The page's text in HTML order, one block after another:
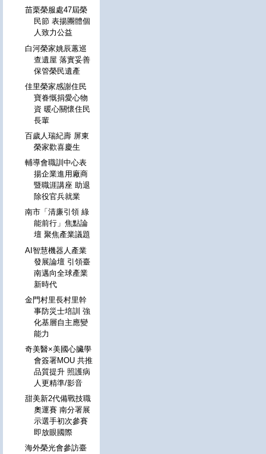
苗栗榮服處47屆榮
民節 表揚團體個
人致力公益
白河榮家姚辰蕙巡
查遺屋 落實妥善
保管榮民遺產
佳里榮家感謝住民
寶眷慨捐愛心物
資 暖心關懷住民
長輩
百歲人瑞紀壽 屏東
榮家歡喜慶生
輔導會職訓中心表
揚企業進用廠商
暨職涯講座 助退
除役官兵就業
南市「清廉引領 綠
能前行」焦點論
壇 聚焦產業議題
AI智慧機器人產業
發展論壇 引領臺
南邁向全球產業
新時代
金門村里長村里幹
事防災士培訓 強
化基層自主應變
能力
奇美醫×美國心臟學
會簽署MOU 共推
品質提升 照護病
人更精準/影音
甜美新2代備戰技職
奧運賽 南分署展
示選手初次參賽
即放眼國際
海外榮光會參訪臺